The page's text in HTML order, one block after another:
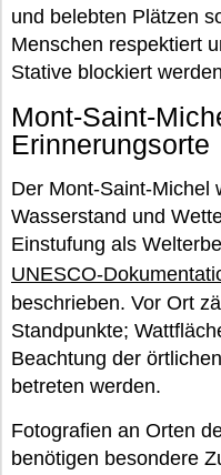
und belebten Plätzen
Menschen respektiert
Stative blockiert
Mont-Saint-
Erinnerungsorte
Der Mont-Saint-Michel
Wasserstand und
Einstufung als
UNESCO-
beschrieben. Vor Ort
Standpunkte;
Beachtung der
betreten werden.
Fotografien an Orten
benötigen besondere